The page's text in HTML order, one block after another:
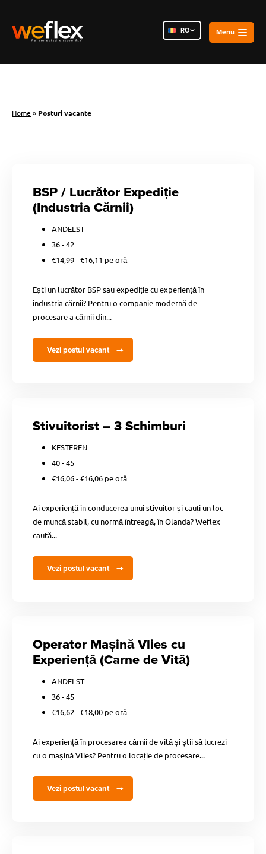
RO
PL
Home » Posturi vacante
BSP / Lucrător Expediție
(Industria Cărnii)
ANDELST
36 - 42
€14,99 - €16,11 pe oră
Ești un lucrător BSP sau expediție cu experiență în
industria cărnii? Pentru o companie modernă de
procesare a cărnii din...
Vezi postul vacant
Stivuitorist – 3 Schimburi
KESTEREN
40 - 45
€16,06 - €16,06 pe oră
Ai experiență în conducerea unui stivuitor și cauți un loc
de muncă stabil, cu normă întreagă, în Olanda? Weflex
caută...
Vezi postul vacant
Operator Mașină Vlies cu
Experiență (Carne de Vită)
ANDELST
36 - 45
€16,62 - €18,00 pe oră
Ai experiență în procesarea cărnii de vită și știi să lucrezi
cu o mașină Vlies? Pentru o locație de procesare...
Vezi postul vacant